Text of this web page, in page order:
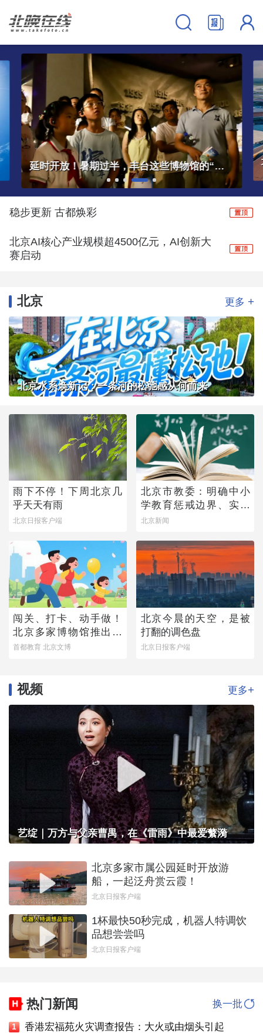
大兴机场临空经济区中欧班列服务中心正式启用
稳步更新 古都焕彩
北京AI核心产业规模超4500亿元，AI创新大
赛启动
北京 更多 +
北京水系焕新记：一条河的松弛感从何而来
雨下不停！下周北京几
乎天天有雨
北京日报客户端
北京市教委：明确中小
学教育惩戒边界、实施
程序
北京新闻
闯关、打卡、动手做！
北京多家博物馆推出暑
期亲子研学活动
首都教育 北京文博
北京今晨的天空，是被
打翻的调色盘
北京日报客户端
视频 更多+
艺绽｜万方与父亲曹禺，在《雷雨》中最爱蘩漪
北京多家市属公园延时开放游
船，一起泛舟赏云霞！
北京日报客户端
1杯最快50秒完成，机器人特调饮
品想尝尝吗
北京日报客户端
热门新闻 换一批
1 香港宏福苑火灾调查报告：大火或由烟头引起